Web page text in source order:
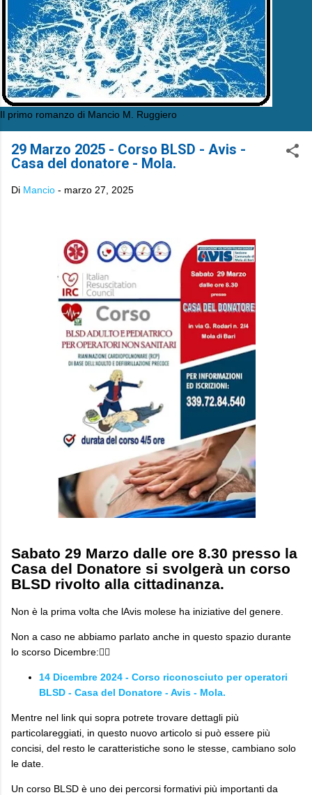
Il primo romanzo di Mancio M. Ruggiero
29 Marzo 2025 - Corso BLSD - Avis -
Casa del donatore - Mola.
Di Mancio - marzo 27, 2025
Sabato 29 Marzo dalle ore 8.30 presso la
Casa del Donatore si svolgerà un corso
BLSD rivolto alla cittadinanza.
Non è la prima volta che lAvis molese ha iniziative del genere.
Non a caso ne abbiamo parlato anche in questo spazio durante
lo scorso Dicembre:👇🏼
14 Dicembre 2024 - Corso riconosciuto per operatori
BLSD - Casa del Donatore - Avis - Mola.
Mentre nel link qui sopra potrete trovare dettagli più
particolareggiati, in questo nuovo articolo si può essere più
concisi, del resto le caratteristiche sono le stesse, cambiano solo
le date.
Un corso BLSD è uno dei percorsi formativi più importanti da